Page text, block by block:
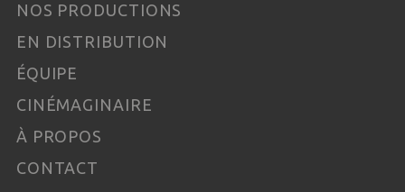
NOS PRODUCTIONS
EN DISTRIBUTION
ÉQUIPE
CINÉMAGINAIRE
À PROPOS
CONTACT